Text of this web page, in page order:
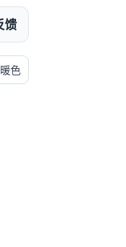
馈
暖色